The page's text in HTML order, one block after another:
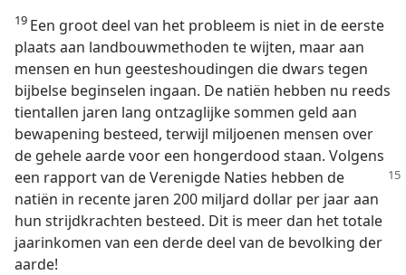
19 Een groot deel van het probleem is niet in de eerste
plaats aan landbouwmethoden te wijten, maar aan
mensen en hun geesteshoudingen die dwars tegen
bijbelse beginselen ingaan. De natiën hebben nu reeds
tientallen jaren lang ontzaglijke sommen geld aan
bewapening besteed, terwijl miljoenen mensen over
de gehele aarde voor een hongerdood staan. Volgens
een rapport van de Verenigde Naties hebben de
natiën in recente jaren 200 miljard dollar per jaar aan
hun strijdkrachten besteed. Dit is meer dan het totale
jaarinkomen van een derde deel van de bevolking der
aarde!